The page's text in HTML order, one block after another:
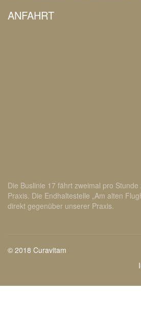
ANFAHRT
Die Buslinie 17 fährt zweimal pro
Praxis. Die Endhaltestelle „Am alten
direkt gegenüber unserer Praxis.
© 2018 Curavitam